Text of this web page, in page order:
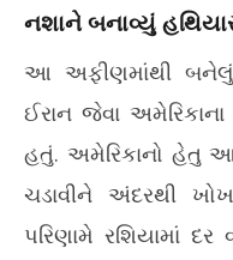
નશાને બનાવ્યું
આ અફીણમાંથી
ઈરાન જેવા
હતું. અમેરિકાનો હેતુ આ
ચડાવીને અંદરથી
પરિણામે રશિયામાં દર